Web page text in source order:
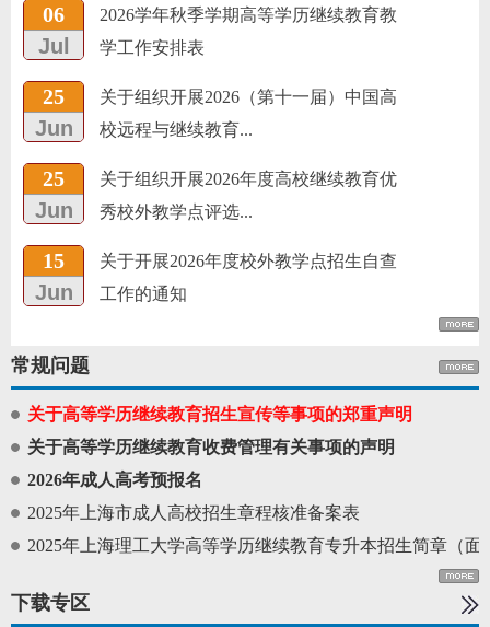
06
Jul
2026学年秋季学期高等学历继续教育教
学工作安排表
25
Jun
关于组织开展2026（第十一届）中国高
校远程与继续教育...
25
Jun
关于组织开展2026年度高校继续教育优
秀校外教学点评选...
15
Jun
关于开展2026年度校外教学点招生自查
工作的通知
常规问题
关于高等学历继续教育招生宣传等事项的郑重声明
关于高等学历继续教育收费管理有关事项的声明
2026年成人高考预报名
2025年上海市成人高校招生章程核准备案表
2025年上海理工大学高等学历继续教育专升本招生简章（面
下载专区